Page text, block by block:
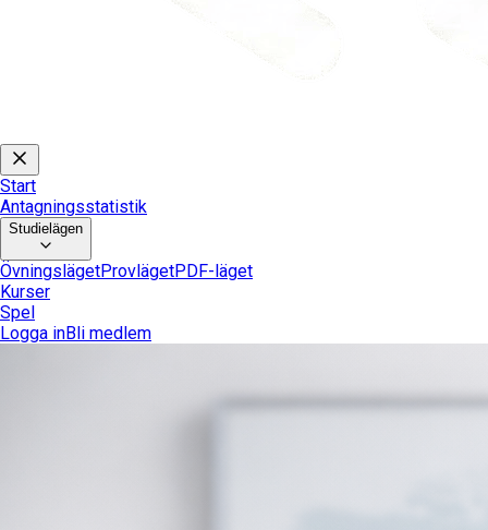
Start
Antagningsstatistik
Studielägen
ÖvningslägetProvlägetPDF-läget
Kurser
Spel
Logga inBli medlem